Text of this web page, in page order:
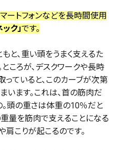
ートフォンなどを長時間使用
ク」です。
と、重い頭をうまく支えるた
ころが、デスクワークや長時
ていると、このカーブが次第
います。これは、首の筋肉だ
頭の重さは体重の10％だと
量を筋肉で支えることになる
肩こりが起こるのです。